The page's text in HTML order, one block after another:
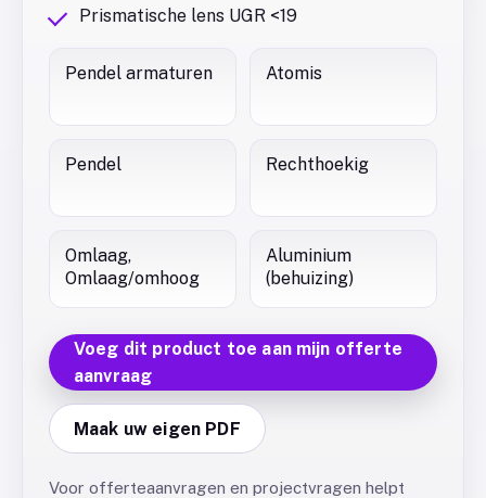
Prismatische lens UGR <19
Pendel armaturen Atomis
Pendel Rechthoekig
Omlaag,
Omlaag/omhoog
Aluminium
(behuizing)
Voeg dit product toe aan mijn offerte
aanvraag
Maak uw eigen PDF
Voor offerteaanvragen en projectvragen helpt